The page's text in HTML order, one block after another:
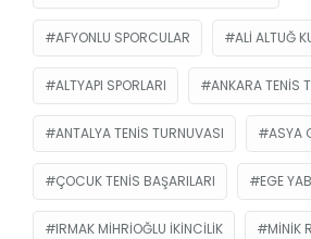
AFYONLU SPORCULAR ALI ALTUĞ
ALTYAPI SPORLARI ANKARA TENIS
ANTALYA TENIS TURNUVASI ASYA
ÇOCUK TENIS BAŞARILARI EGE
IRMAK MIHRIOĞLU IKINCILIK MINIK